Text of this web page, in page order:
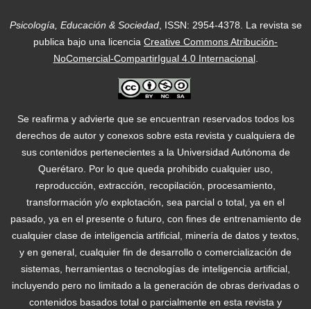
Psicología, Educación & Sociedad, ISSN: 2954-4378. La revista se
publica bajo una licencia Creative Commons Atribución-
NoComercial-CompartirIgual 4.0 Internacional.
Se reafirma y advierte que se encuentran reservados todos los
derechos de autor y conexos sobre esta revista y cualquiera de
sus contenidos pertenecientes a la Universidad Autónoma de
Querétaro. Por lo que queda prohibido cualquier uso,
reproducción, extracción, recopilación, procesamiento,
transformación y/o explotación, sea parcial o total, ya en el
pasado, ya en el presente o futuro, con fines de entrenamiento de
cualquier clase de inteligencia artificial, minería de datos y textos,
y en general, cualquier fin de desarrollo o comercialización de
sistemas, herramientas o tecnologías de inteligencia artificial,
incluyendo pero no limitado a la generación de obras derivadas o
contenidos basados total o parcialmente en esta revista y